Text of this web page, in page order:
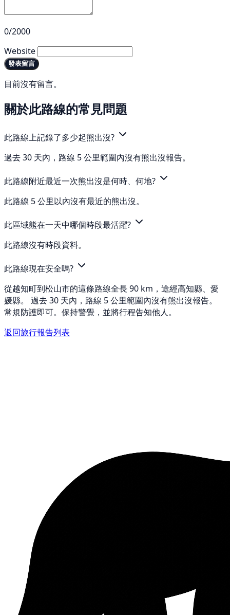
0/2000
Website
發表留言
目前沒有留言。
關於此路線的常見問題
此路線上記錄了多少起熊出沒?
過去 30 天內，路線 5 公里範圍內沒有熊出沒報告。
此路線附近最近一次熊出沒是何時、何地?
此路線 5 公里以內沒有最近的熊出沒。
此區域熊在一天中哪個時段最活躍?
此路線沒有時段資料。
此路線現在安全嗎?
從越知町到松山市的這條路線全長 90 km，途經高知縣、愛
媛縣。 過去 30 天內，路線 5 公里範圍內沒有熊出沒報告。
常規防護即可。保持警覺，並將行程告知他人。
返回旅行報告列表